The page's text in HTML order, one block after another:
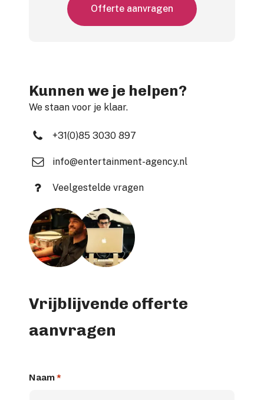
Offerte aanvragen
Kunnen we je helpen?
We staan voor je klaar.
+31(0)85 3030 897
info@entertainment-agency.nl
Veelgestelde vragen
Vrijblijvende offerte
aanvragen
Naam *